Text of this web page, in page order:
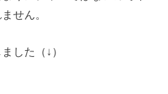
せん。
した（↓）